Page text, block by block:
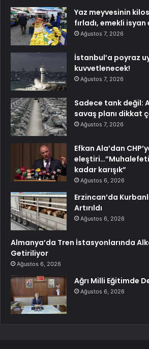
Yaz meyvesinin
fırladı, emekli
Ağustos 7, 2026
İstanbul’a poyraz
kuvvetlenecek!
Ağustos 7, 2026
Sadece tank değil:
savaş planı dikkat
Ağustos 7, 2026
Efkan Ala’dan
kadar karışık”
Ağustos 6, 2026
Erzincan’da
Artırıldı
Ağustos 6, 2026
Almanya’da Tren İstasyonlarında
Getiriliyor
Ağustos 6, 2026
Ağrı Milli Eğitimde
Ağustos 6, 2026